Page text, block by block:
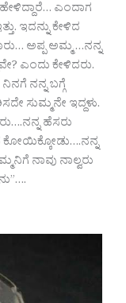
ಎಂದಾಗ
ಇದನ್ನು ಕೇಳಿದ
ಅಪ್ಪ ಅಮ್ಮ …ನನ್ನ
ಎಂದು ಕೇಳಿದರು.
ನನ್ನ ಬಗ್ಗೆ
ಸುಮ್ಮನೇ ಇದ್ದಳು.
ಹೆಸರು
ಕೋಯಿಕ್ಕೋಡು….ನನ್ನ
ನಾವು ನಾಲ್ವರು